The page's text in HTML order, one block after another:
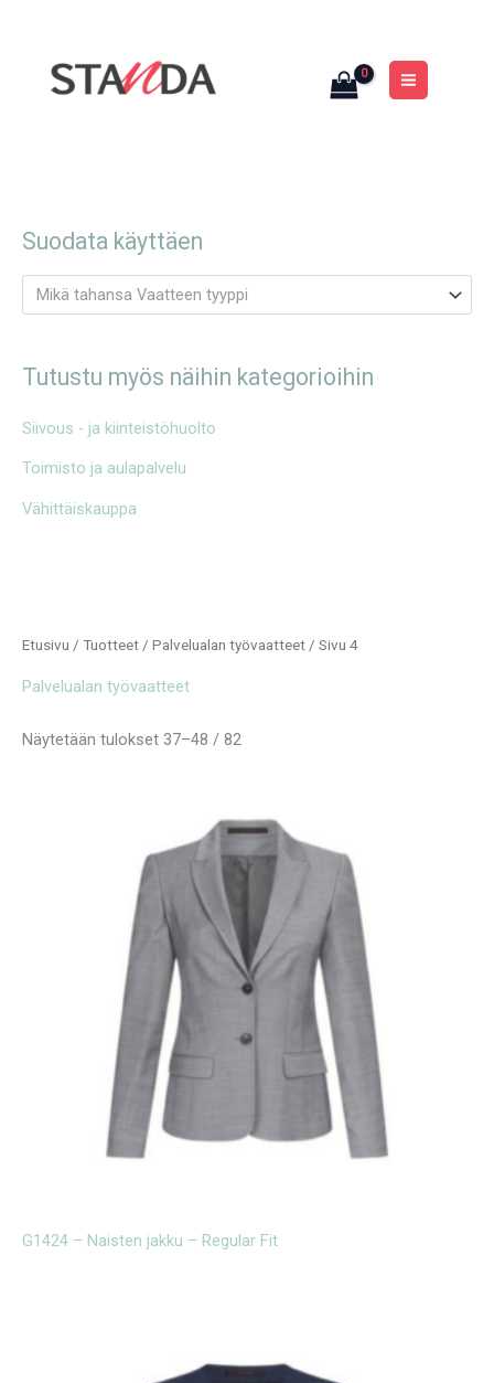
sisältöön
MENU
Suodata käyttäen
Mikä tahansa Vaatteen tyyppi
Tutustu myös näihin kategorioihin
Siivous - ja kiinteistöhuolto
Toimisto ja aulapalvelu
Vähittäiskauppa
Etusivu / Tuotteet / Palvelualan työvaatteet / Sivu 4
Palvelualan työvaatteet
Näytetään tulokset 37–48 / 82
G1424 – Naisten jakku – Regular Fit